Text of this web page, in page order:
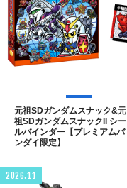
元祖SDガンダムスナック&元
祖SDガンダムスナックII シー
ルバインダー【プレミアムバ
ンダイ限定】
2026.11